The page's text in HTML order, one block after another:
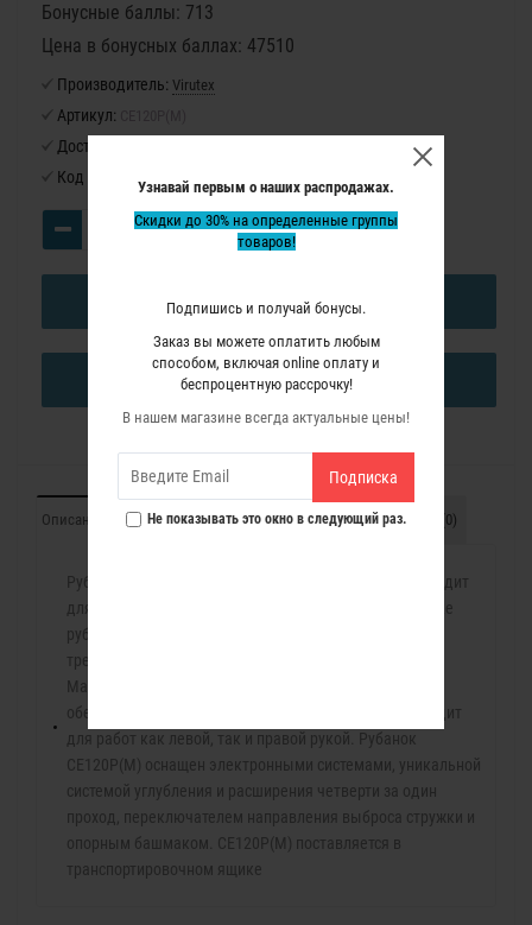
Узнавай первым о наших распродажах.
Скидки до 30% на определенные группы
товаров!
Подпишись и получай бонусы.
Заказ вы можете оплатить любым
способом, включая online оплату и
беспроцентную рассрочку!
В нашем магазине всегда актуальные цены!
Подписка
Не показывать это окно в следующий раз.
Бонусные баллы: 713
Цена в бонусных баллах: 47510
Производитель: Virutex
Артикул:
Доступность:
Код товара: 2000301
В КОРЗИНУ
КУПИТЬ В ОДИН КЛИК
Описание Характеристики Комплект поставки Отзывы (0)
Рубанок CE120P(M) имеет мощный двигатель и подходит
для работы в мастерской и на выезде. При разработке
рубанка особенно учитывались эргономические
требования для профессионального использования.
Машина удобна, хорошо сбалансирована, что
обеспечивает точность и комфорт. Одинаково подходит
для работ как левой, так и правой рукой. Pубанок
CE120P(M) оснащен электронными системами, уникальной
системой углубления и расширения четверти за один
проход, переключателем направления выброса стружки и
опорным башмаком. CE120P(M) поставляется в
транспортировочном ящике